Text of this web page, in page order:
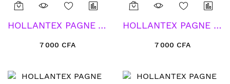
HOLLANTEX PAGNE Africain Collection « Soft Coton » Communauté Blanche
7 000 CFA
HOLLANTEX PAGNE Tissu Africain Collection Type « Soft Coton » Sacapuse
7 000 CFA